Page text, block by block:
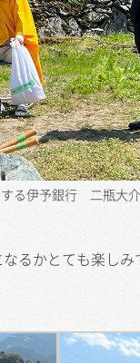
る伊予銀行 二瓶大
かとても楽しみ